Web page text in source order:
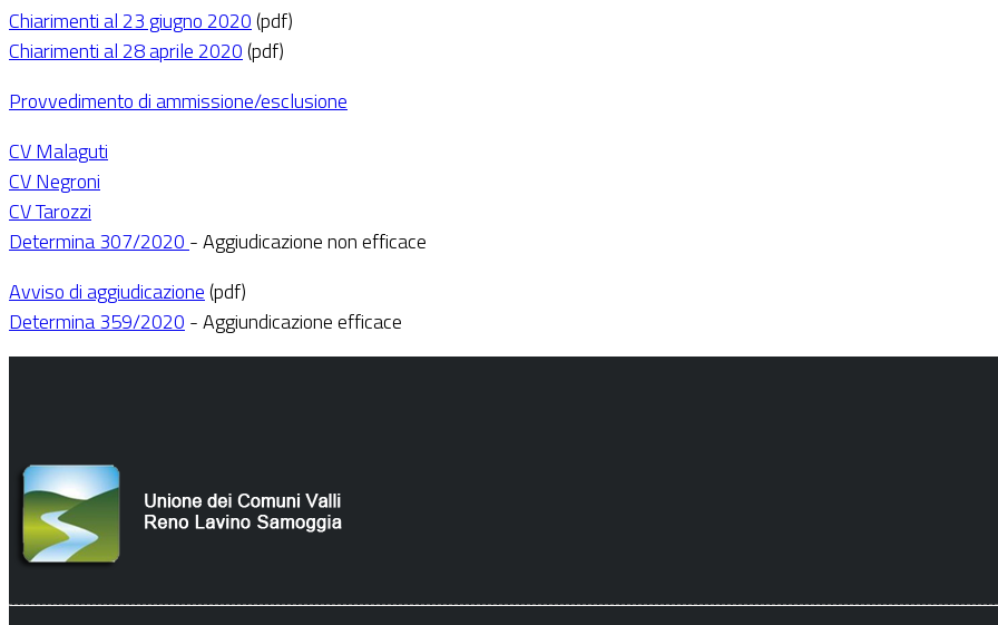
Chiarimenti al 23 giugno 2020(pdf)
Chiarimenti al 28 aprile 2020(pdf)
Provvedimento di ammissione/esclusione
CV Malaguti
CV Negroni
CV Tarozzi
Determina 307/2020 - Aggiudicazione non efficace
Avviso di aggiudicazione(pdf)
Determina 359/2020 - Aggiundicazione efficace